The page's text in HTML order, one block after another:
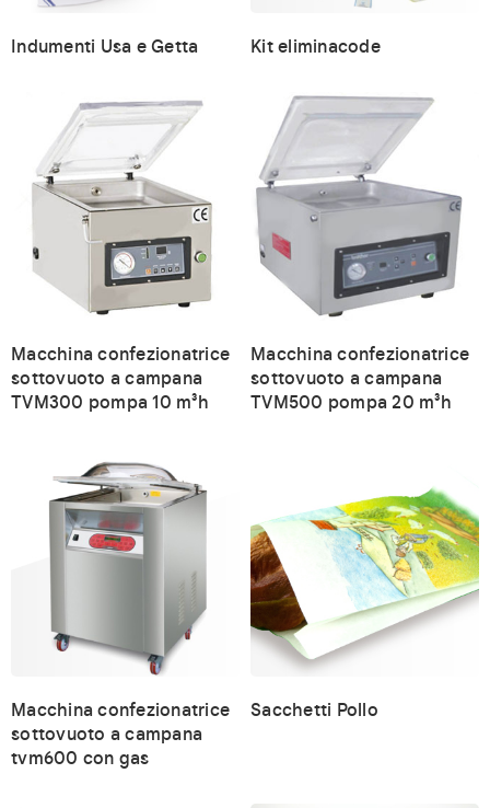
Indumenti Usa e Getta Kit eliminacode
Macchina confezionatrice
sottovuoto a campana
TVM300 pompa 10 m³h
Macchina confezionatrice
sottovuoto a campana
TVM500 pompa 20 m³h
Macchina confezionatrice
sottovuoto a campana
tvm600 con gas
Sacchetti Pollo